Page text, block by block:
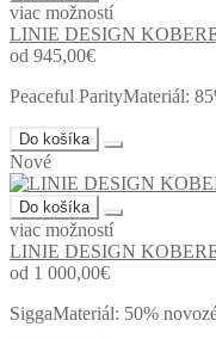
viac možností
LINIE DESIGN
od 945,00€
Peaceful ParityMateriál:
Do košíka
Nové
Do košíka
viac možností
LINIE DESIGN
od 1 000,00€
SiggaMateriál: 50%